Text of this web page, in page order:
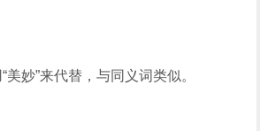
美妙”来代替，与同义词类似。